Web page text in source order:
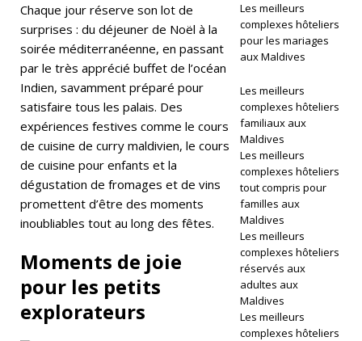
O
3
vr
Chaque jour réserve son lot de
surprises : du déjeuner de Noël à la
soirée méditerranéenne, en passant
par le très apprécié buffet de l’océan
Indien, savamment préparé pour
satisfaire tous les palais. Des
expériences festives comme le cours
de cuisine de curry maldivien, le cours
de cuisine pour enfants et la
dégustation de fromages et de vins
promettent d’être des moments
inoubliables tout au long des fêtes.
Moments de joie
pour les petits
explorateurs
Les meilleurs
complexes hôteliers
pour les mariages
aux Maldives
Les meilleurs
complexes hôteliers
familiaux aux
Maldives
Les meilleurs
complexes hôteliers
tout compris pour
familles aux
Maldives
Les meilleurs
complexes hôteliers
réservés aux
adultes aux
Maldives
Les meilleurs
complexes hôteliers